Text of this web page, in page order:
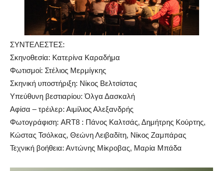
ΣΥΝΤΕΛΕΣΤΕΣ:
Σκηνοθεσία: Κατερίνα Καραδήμα
Φωτισμοί: Στέλιος Μερμίγκης
Σκηνική υποστήριξη: Νίκος Βελτσίστας
Υπεύθυνη βεστιαρίου: Όλγα Δασκαλή
Αφίσα – τρέιλερ: Αιμίλιος Αλεξανδρής
Φωτογράφιση: ART8 : Πάνος Καλτσάς, Δημήτρης Κούρτης,
Κώστας Τσόλκας, Θεώνη Λειβαδίτη, Νίκος Ζαμπάρας
Τεχνική βοήθεια: Αντώνης Μίκροβας, Μαρία Μπάδα